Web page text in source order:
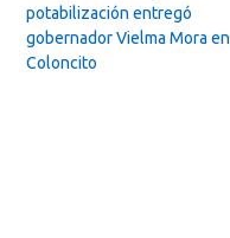
navigation
potabilización entregó
gobernador Vielma Mora en
Coloncito